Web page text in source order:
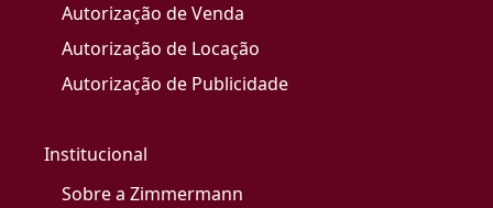
Autorização de Venda
Autorização de Locação
Autorização de Publicidade
Institucional
Sobre a Zimmermann